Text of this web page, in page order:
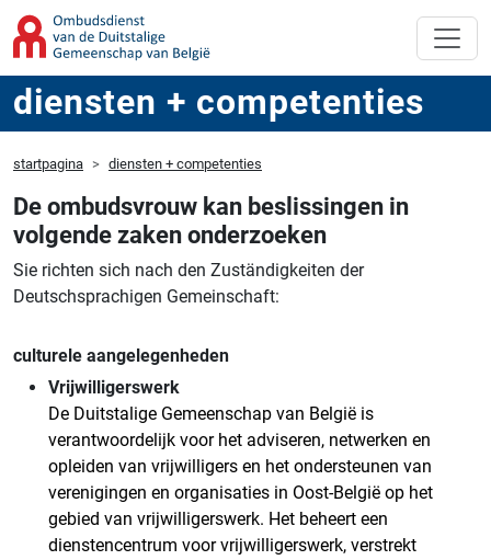
diensten + competenties
startpagina diensten + competenties
De ombudsvrouw kan beslissingen in
volgende zaken onderzoeken
Sie richten sich nach den Zuständigkeiten der
Deutschsprachigen Gemeinschaft:
culturele aangelegenheden
Vrijwilligerswerk
De Duitstalige Gemeenschap van België is
verantwoordelijk voor het adviseren, netwerken en
opleiden van vrijwilligers en het ondersteunen van
verenigingen en organisaties in Oost-België op het
gebied van vrijwilligerswerk. Het beheert een
dienstencentrum voor vrijwilligerswerk, verstrekt